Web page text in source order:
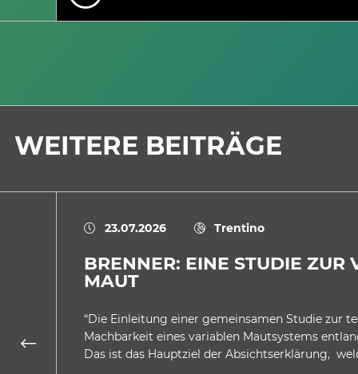
WEITERE BEITRÄGE
23.07.2026 Trentino
BRENNER: EINE STUDIE ZUR
MAUT
“Die Einleitung einer gemeinsamen Studie zur
Machbarkeit eines variablen Mautsystems
Das ist das Hauptziel der Absichtserklärung,